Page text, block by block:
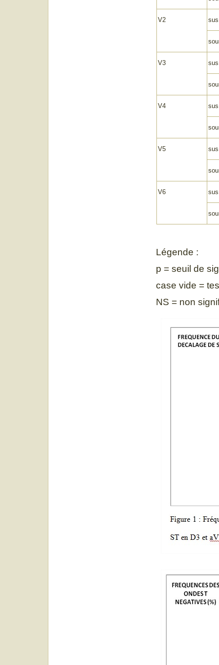
V2
V3
V4
V5
V6
Légende :
p = seuil de
case vide =
NS = non